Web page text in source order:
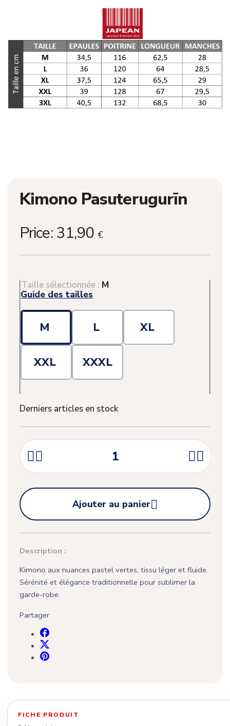
Kimono Pasuterugurīn
Price: 31,90 €
Taille sélectionnée : M
Guide des tailles
M L XL
XXL XXXL
Derniers articles en stock
 

Ajouter au panier
Description :
Kimono aux nuances pastel vertes, tissu léger et fluide.
Sérénité et élégance traditionnelle pour sublimer la
garde-robe.
Partager
FICHE PRODUIT